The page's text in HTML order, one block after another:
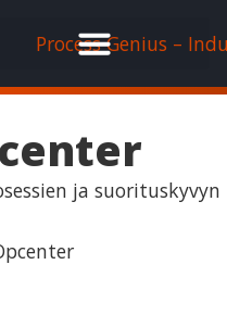
ja suorituskyvyn